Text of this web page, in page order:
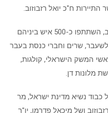
ח"כ יואל רזבוזוב.
באירוע, שהתקיים במלון דן תל אביב, השתתפו כ-500 איש ביניהם
שרים וחברי כנסת בעבר
המשק הישראלי, קולגות,
מלונות דן.
כבוד נשיא מדינת ישראל, מר
ושל מיכאל פדרמן, יו"ר